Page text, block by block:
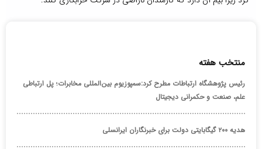
منتخب هفته
رئیس پژوهشگاه ارتباطات مطرح کرد:سمپوزیوم بین‌المللی مخابرات؛ پل ارتباطی
علم، صنعت و حکمرانی دیجیتال
هدیه ۲۰۰ گیگابایتی دولت برای خبرنگاران ایرانسلی